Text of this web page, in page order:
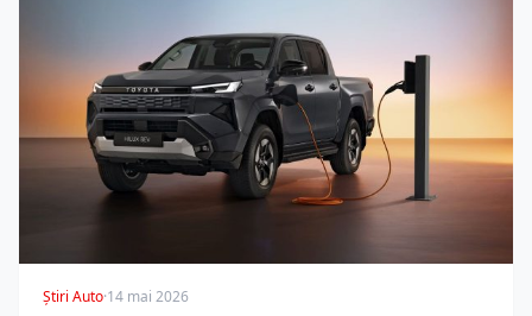
Știri Auto·14 mai 2026